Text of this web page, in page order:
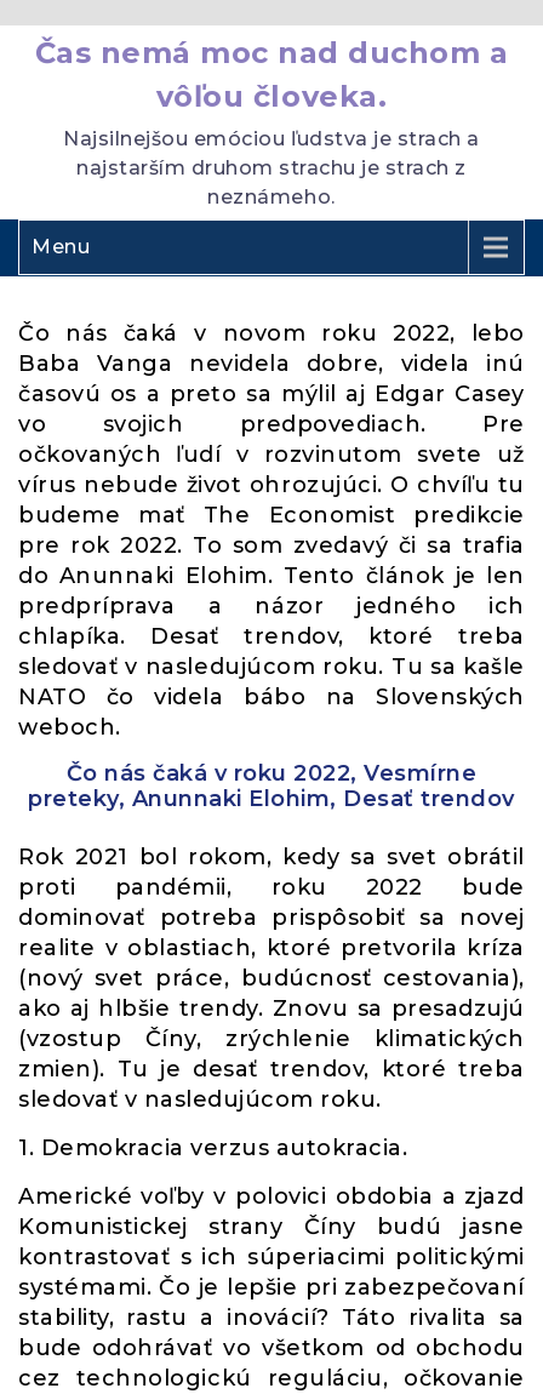
Čas nemá moc nad duchom a
vôľou človeka.
Najsilnejšou emóciou ľudstva je strach a
najstarším druhom strachu je strach z
neznámeho.
Menu
Čo nás čaká v novom roku 2022, lebo
Baba Vanga nevidela dobre, videla inú
časovú os a preto sa mýlil aj Edgar Casey
vo svojich predpovediach. Pre
očkovaných ľudí v rozvinutom svete už
vírus nebude život ohrozujúci. O chvíľu tu
budeme mať The Economist predikcie
pre rok 2022. To som zvedavý či sa trafia
do Anunnaki Elohim. Tento článok je len
predpríprava a názor jedného ich
chlapíka. Desať trendov, ktoré treba
sledovať v nasledujúcom roku. Tu sa kašle
NATO čo videla bábo na Slovenských
weboch.
Čo nás čaká v roku 2022, Vesmírne
preteky, Anunnaki Elohim, Desať trendov
Rok 2021 bol rokom, kedy sa svet obrátil
proti pandémii, roku 2022 bude
dominovať potreba prispôsobiť sa novej
realite v oblastiach, ktoré pretvorila kríza
(nový svet práce, budúcnosť cestovania),
ako aj hlbšie trendy. Znovu sa presadzujú
(vzostup Číny, zrýchlenie klimatických
zmien). Tu je desať trendov, ktoré treba
sledovať v nasledujúcom roku.
1. Demokracia verzus autokracia.
Americké voľby v polovici obdobia a zjazd
Komunistickej strany Číny budú jasne
kontrastovať s ich súperiacimi politickými
systémami. Čo je lepšie pri zabezpečovaní
stability, rastu a inovácií? Táto rivalita sa
bude odohrávať vo všetkom od obchodu
cez technologickú reguláciu, očkovanie